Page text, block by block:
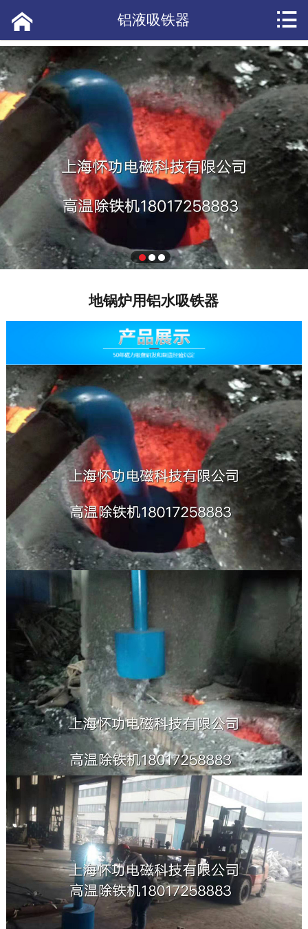
产品展示
应用案例
短视频
公司新闻
产品资讯
常见问答
热点头条
客户评价
工厂环境
荣誉资质
定制服务
维修检测
技术原理
联系我们
铝液吸铁器 

地锅炉用铝水吸铁器